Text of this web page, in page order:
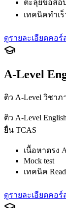
ตะลุยข้อสอ
เทคนิคทำเร็
ดูรายละเอียดคอร์
A-Level
ติว A-Level วิชา
ติว A-Level
ยื่น TCAS
เนื้อหาตรง
Mock test
เทคนิค
ดูรายละเอียดคอร์